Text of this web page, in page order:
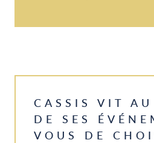
CASSIS VIT AU
DE SES
VOUS DE